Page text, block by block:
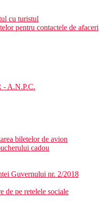
cu turistul
pentru contactele de afaceri
A.N.P.C.
biletelor de avion
cadou
Guvernului nr. 2/2018
de pe retelele sociale